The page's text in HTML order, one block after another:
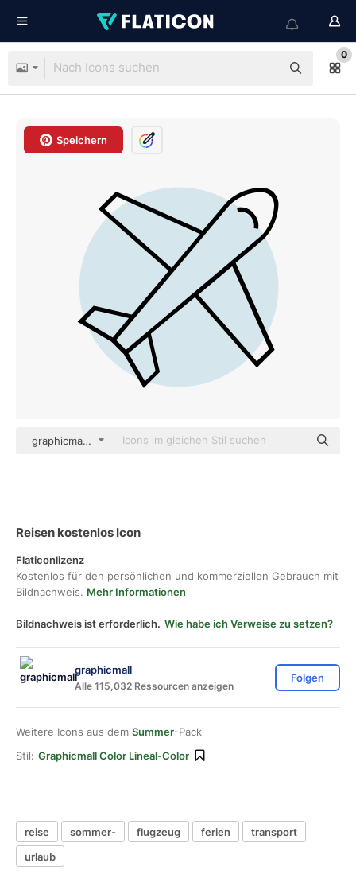
0
Speichern
graphicmall color lineal-color
Reisen kostenlos Icon
Flaticonlizenz
Kostenlos für den persönlichen und kommerziellen Gebrauch mit
Bildnachweis. Mehr Informationen
Bildnachweis ist erforderlich. Wie habe ich Verweise zu setzen?
graphicmall
Alle 115,032 Ressourcen anzeigen
Folgen
Weitere Icons aus dem Summer-Pack
Stil: Graphicmall Color Lineal-Color
reise sommer- flugzeug ferien
transport
urlaub